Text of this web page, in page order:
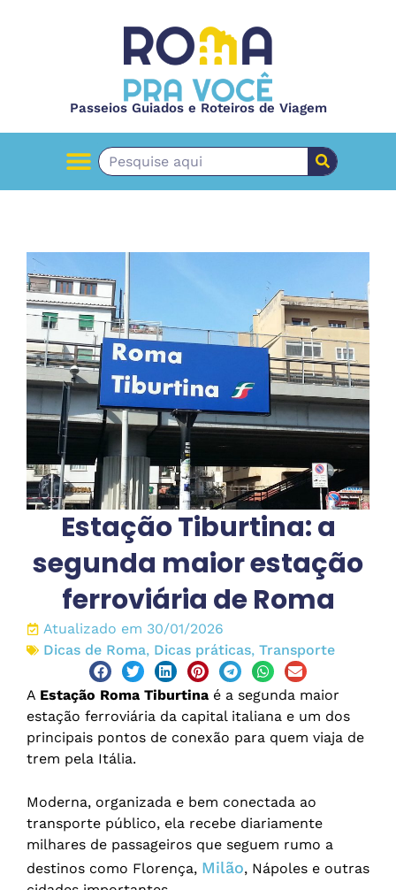
Passeios Guiados e Roteiros de Viagem
Estação Tiburtina: a
segunda maior estação
ferroviária de Roma
Atualizado em 30/01/2026
Dicas de Roma, Dicas práticas, Transporte
A Estação Roma Tiburtina é a segunda maior
estação ferroviária da capital italiana e um dos
principais pontos de conexão para quem viaja de
trem pela Itália.
Moderna, organizada e bem conectada ao
transporte público, ela recebe diariamente
milhares de passageiros que seguem rumo a
destinos como Florença, Milão, Nápoles e outras